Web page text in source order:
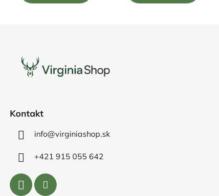
Kontakt
info@virginiashop.sk
+421 915 055 642